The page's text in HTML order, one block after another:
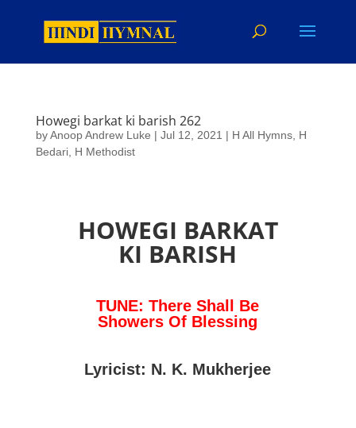
Howegi barkat ki barish 262
byAnoop Andrew Luke | Jul 12, 2021 | H All Hymns, H
Bedari, H Methodist
HOWEGI BARKAT
KI BARISH
TUNE: There Shall Be
Showers Of Blessing
Lyricist: N. K. Mukherjee